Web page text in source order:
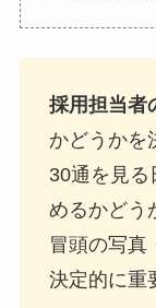
採用担当者
かどうかを
30通を見る
めるかどう
冒頭の写真
決定的に重